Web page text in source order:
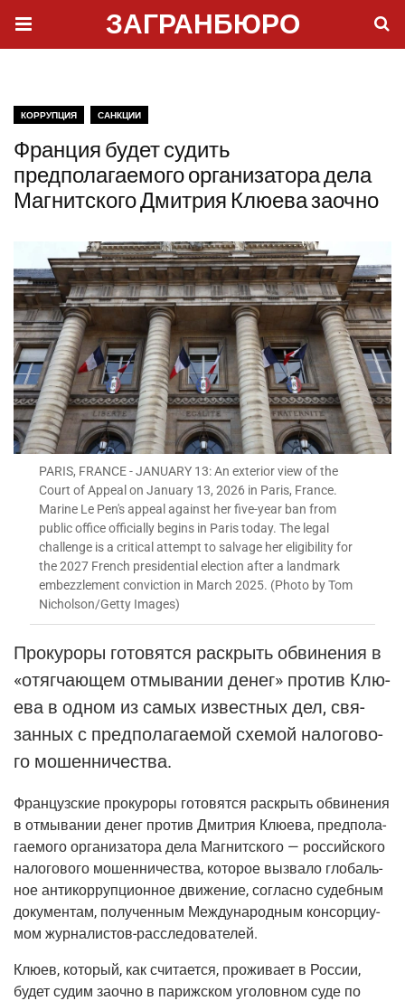
ЗАГРАНБЮРО
КОРРУПЦИЯ САНКЦИИ
Франция будет судить
предполагаемого организатора дела
Магнитского Дмитрия Клюева заочно
PARIS, FRANCE - JANUARY 13: An exterior view of the
Court of Appeal on January 13, 2026 in Paris, France.
Marine Le Pen's appeal against her five-year ban from
public office officially begins in Paris today. The legal
challenge is a critical attempt to salvage her eligibility for
the 2027 French presidential election after a landmark
embezzlement conviction in March 2025. (Photo by Tom
Nicholson/Getty Images)
Про­ку­ро­ры гото­вят­ся рас­крыть обви­не­ния в
«отяг­ча­ю­щем отмы­ва­нии денег» про­тив Клю­
е­ва в одном из самых извест­ных дел, свя­
зан­ных с пред­по­ла­га­е­мой схе­мой нало­го­во­
го мошенничества.
Фран­цуз­ские про­ку­ро­ры гото­вят­ся рас­крыть обви­не­ния
в отмы­ва­нии денег про­тив Дмит­рия Клю­е­ва, пред­по­ла­
га­е­мо­го орга­ни­за­то­ра дела Маг­нит­ско­го — рос­сий­ско­го
нало­го­во­го мошен­ни­че­ства, кото­рое вызва­ло гло­баль­
ное анти­кор­руп­ци­он­ное дви­же­ние, соглас­но судеб­ным
доку­мен­там, полу­чен­ным Меж­ду­на­род­ным кон­сор­ци­у­
мом журналистов-расследователей.
Клю­ев, кото­рый, как счи­та­ет­ся, про­жи­ва­ет в Рос­сии,
будет судим заоч­но в париж­ском уго­лов­ном суде по